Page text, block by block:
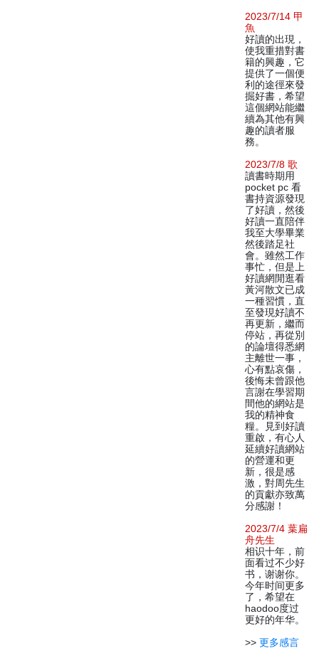
2023/7/14 甲
魚
好讀的出現，
使我重措對書
籍的興趣，它
提供了一個便
利的途徑來發
掘好書，希望
這個網站能繼
續為其他有興
趣的讀者服
務。
2023/7/8 歌
讀書時期用
pocket pc 看
書持資源發現
了好讀，然後
好讀一直陪伴
我至大學畢業
然後踏足社
會。雖然工作
事忙，但是上
好讀網閒逛看
黃河散文已成
一種習慣，直
至發現好讀不
再更新，繼而
停站，再從別
的論壇得悉網
主離世一事，
心有點哀傷，
後悔未曾跟他
言謝在學習期
間他的網站是
我的精神食
糧。見到好讀
重啟，有心人
延續好讀網站
的營運和更
新，很是感
激，對周先生
的貢獻亦致萬
分感謝！
2023/7/4 葉扁
舟先生
相识十年，前
面看过不少好
书，谢谢你。
今年时间更多
了，希望在
haodoo度过
更好的年华。
>> 更多感言